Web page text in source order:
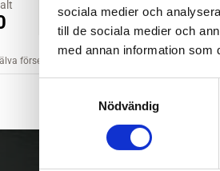
sociala medier och
till de sociala medier och
med annan information som
Nödvändig